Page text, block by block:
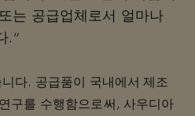
는 공급업체로서 얼마나
.”
다. 공급품이 국내에서 제조
구를 수행함으로써, 사우디아